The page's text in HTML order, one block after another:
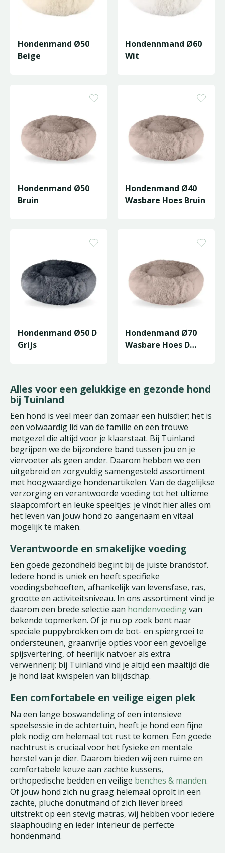
Hondenmand Ø50
Beige
Hondennmand Ø60
Wit
Hondenmand Ø50
Bruin
Hondenmand Ø40
Wasbare Hoes Bruin
Hondenmand Ø50 D
Grijs
Hondenmand Ø70
Wasbare Hoes D
Alles voor een gelukkige en gezonde hond
bij Tuinland
Een hond is veel meer dan zomaar een huisdier; het is
een volwaardig lid van de familie en een trouwe
metgezel die altijd voor je klaarstaat. Bij Tuinland
begrijpen we de bijzondere band tussen jou en je
viervoeter als geen ander. Daarom hebben we een
uitgebreid en zorgvuldig samengesteld assortiment
met hoogwaardige hondenartikelen. Van de dagelijkse
verzorging en verantwoorde voeding tot het ultieme
slaapcomfort en leuke speeltjes: je vindt hier alles om
het leven van jouw hond zo aangenaam en vitaal
mogelijk te maken.
Verantwoorde en smakelijke voeding
Een goede gezondheid begint bij de juiste brandstof.
Iedere hond is uniek en heeft specifieke
voedingsbehoeften, afhankelijk van levensfase, ras,
grootte en activiteitsniveau. In ons assortiment vind je
daarom een brede selectie aan hondenvoedingvan
bekende topmerken. Of je nu op zoek bent naar
speciale puppybrokken om de bot- en spiergroei te
ondersteunen, graanvrije opties voor een gevoelige
spijsvertering, of heerlijk natvoer als extra
verwennerij; bij Tuinland vind je altijd een maaltijd die
je hond laat kwispelen van blijdschap.
Een comfortabele en veilige eigen plek
Na een lange boswandeling of een intensieve
speelsessie in de achtertuin, heeft je hond een fijne
plek nodig om helemaal tot rust te komen. Een goede
nachtrust is cruciaal voor het fysieke en mentale
herstel van je dier. Daarom bieden wij een ruime en
comfortabele keuze aan zachte kussens,
orthopedische bedden en veilige benches & manden.
Of jouw hond zich nu graag helemaal oprolt in een
zachte, pluche donutmand of zich liever breed
uitstrekt op een stevig matras, wij hebben voor iedere
slaaphouding en ieder interieur de perfecte
hondenmand.